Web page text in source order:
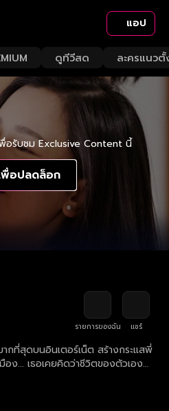
แอป
ดูทีวีสด ละครแนวตั้
พื่อรับชม Exclusive Content นี้
พื่อปลดล็อก
รายการของฉัน
แชร์
กที่สุดบนอินเตอร์เน็ต สร้างกระแสพี่
ง... เธอเคยคิดว่าชีวิตของตัวเอง
ที่คนรักได้นอกใจไปหาผู้หญิงที่เคย